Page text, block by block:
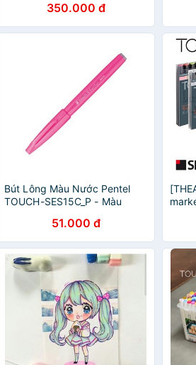
350.000 đ
Bút Lông Màu Nước Pentel
TOUCH-SES15C_P - Màu
51.000 đ